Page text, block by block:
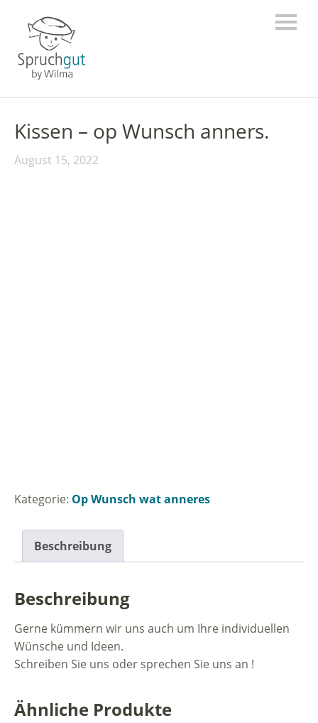
Kissen – op Wunsch anners.
August 15, 2022
Kategorie: Op Wunsch wat anneres
Beschreibung
Beschreibung
Gerne kümmern wir uns auch um Ihre individuellen
Wünsche und Ideen.
Schreiben Sie uns oder sprechen Sie uns an !
Ähnliche Produkte